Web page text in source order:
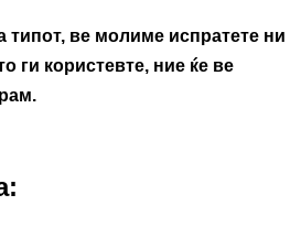
типот, ве молиме испратете ни
ги користевте, ние ќе ве